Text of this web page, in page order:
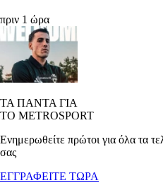
πριν 1 ώρα
ΤΑ ΠΑΝΤΑ ΓΙΑ
ΤΟ METROSPORT
Ενημερωθείτε πρώτοι για όλα τα
σας
ΕΓΓΡΑΦΕΙΤΕ ΤΩΡΑ